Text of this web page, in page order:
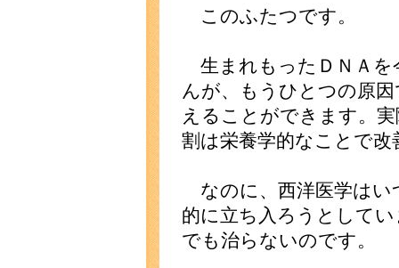
このふたつです。
生まれもったＤＮＡを
んが、もうひとつの原
えることができます。
割は栄養学的なことで改
なのに、西洋医学はい
的に立ち入ろうとして
でも治らないのです。